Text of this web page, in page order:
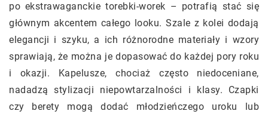
po ekstrawaganckie torebki-worek – potrafią stać się
głównym akcentem całego looku. Szale z kolei dodają
elegancji i szyku, a ich różnorodne materiały i wzory
sprawiają, że można je dopasować do każdej pory roku
i okazji. Kapelusze, chociaż często niedoceniane,
nadadzą stylizacji niepowtarzalności i klasy. Czapki
czy berety mogą dodać młodzieńczego uroku lub